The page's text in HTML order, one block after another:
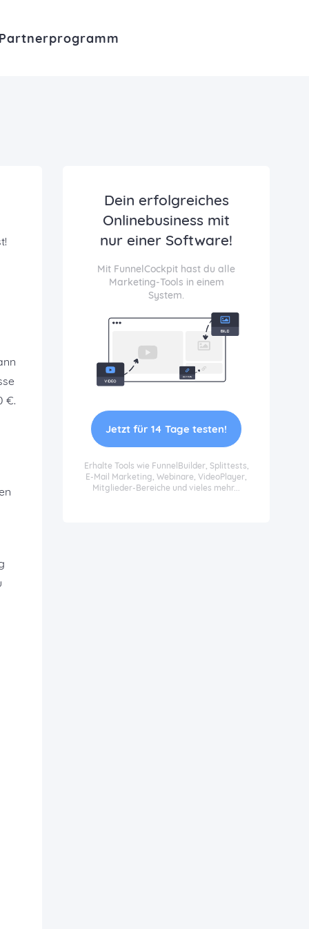
Partnerprogramm
€.
Dein erfolgreiches
Onlinebusiness mit
nur einer Software!
Mit FunnelCockpit hast du alle
Marketing-Tools in einem
System.
Jetzt für 14 Tage testen!
Erhalte Tools wie FunnelBuilder, Splittests,
E-Mail Marketing, Webinare, VideoPlayer,
Mitglieder-Bereiche und vieles mehr...